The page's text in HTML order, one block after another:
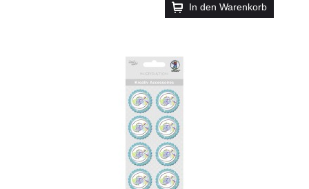
In den Warenkorb